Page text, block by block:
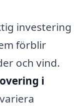
investering
förblir
och vind.
i